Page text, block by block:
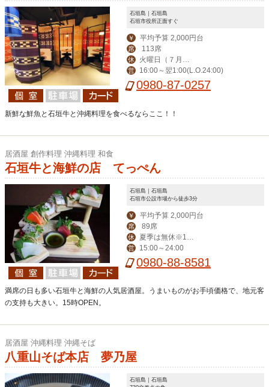
石垣島｜石垣島
石垣市役所正面すぐ
￥ 平均予算 2,000円台
席 113席
休
り無休）
営 16:00～翌1:00(L.O.24:00)
0980-87-0257
新鮮な鮮魚と石垣牛と沖縄料理を食べるならここ！！
居酒屋 創作料理 沖縄料理 和食
石垣牛と海鮮の店 てっぺん
石垣島｜石垣島
石垣市公設市場から徒歩3分
￥ 平均予算 2,000円台
席 89席
休
月～毎週水曜定休
営 15:00～24:00
0980-88-8581
満席の日も多い石垣牛と海鮮の人気居酒屋。うまいものがお手頃価格で、地元客
の支持も大きい。15時OPEN。
居酒屋 沖縄料理 沖縄そば
八重山そば本店 夢乃屋
石垣島｜石垣島